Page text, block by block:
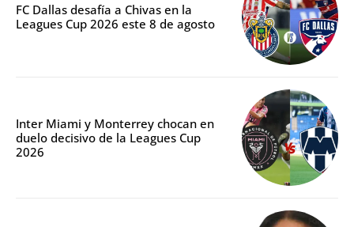
FC Dallas desafía a Chivas en la
Leagues Cup 2026 este 8 de agosto
Inter Miami y Monterrey chocan en
duelo decisivo de la Leagues Cup
2026